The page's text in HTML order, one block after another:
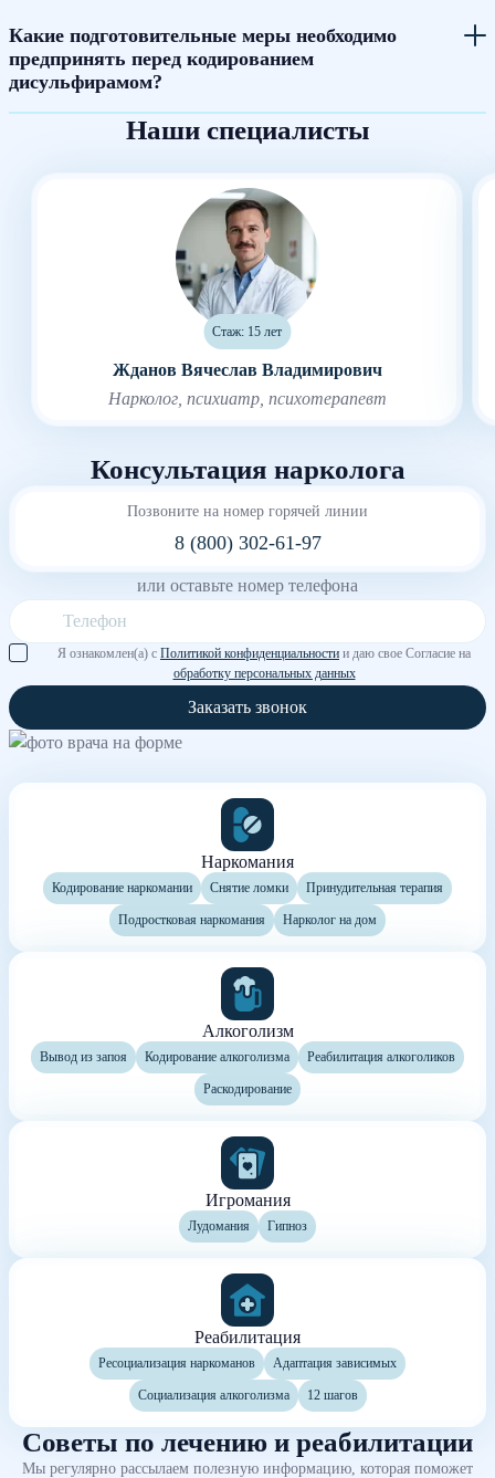
Какие подготовительные меры необходимо
предпринять перед кодированием
дисульфирамом?
Наши специалисты
Стаж: 15 лет
Жданов Вячеслав Владимирович
Нарколог, психиатр, психотерапевт
Консультация нарколога
Позвоните на номер горячей линии
8 (800) 302-61-97
или оставьте номер телефона
Я ознакомлен(а) с Политикой конфиденциальности и даю свое Согласие на
обработку персональных данных
Заказать звонок
Наркомания
Кодирование наркомании Снятие ломки Принудительная терапия
Подростковая наркомания Нарколог на дом
Алкоголизм
Вывод из запоя Кодирование алкоголизма Реабилитация алкоголиков
Раскодирование
Игромания
Лудомания Гипноз
Реабилитация
Ресоциализация наркоманов Адаптация зависимых
Социализация алкоголизма 12 шагов
Советы по лечению и реабилитации
Мы регулярно рассылаем полезную информацию, которая поможет